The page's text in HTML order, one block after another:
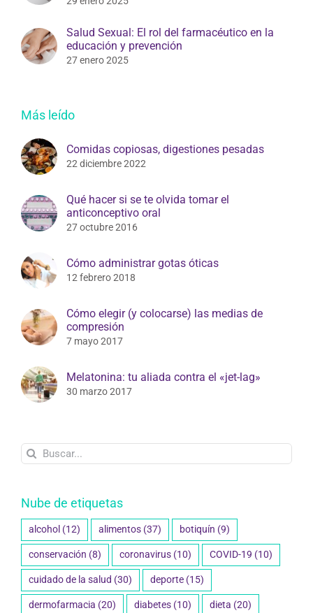
Salud Sexual: El rol del farmacéutico en la
educación y prevención
27 enero 2025
Más leído
Comidas copiosas, digestiones pesadas
22 diciembre 2022
Qué hacer si se te olvida tomar el
anticonceptivo oral
27 octubre 2016
Cómo administrar gotas óticas
12 febrero 2018
Cómo elegir (y colocarse) las medias de
compresión
7 mayo 2017
Melatonina: tu aliada contra el «jet-lag»
30 marzo 2017
Buscar:
Nube de etiquetas
alcohol (12) alimentos (37) botiquín (9)
conservación (8) coronavirus (10) COVID-19 (10)
cuidado de la salud (30) deporte (15)
dermofarmacia (20) diabetes (10) dieta (20)